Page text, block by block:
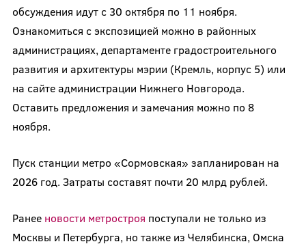
обсуждения идут с 30 октября по 11 ноября.
Ознакомиться с экспозицией можно в районных
администрациях, департаменте градостроительного
развития и архитектуры мэрии (Кремль, корпус 5) или
на сайте администрации Нижнего Новгорода.
Оставить предложения и замечания можно по 8
ноября.
Пуск станции метро «Сормовская» запланирован на
2026 год. Затраты составят почти 20 млрд рублей.
Ранееновости метростроя поступали не только из
Москвы и Петербурга, но также из Челябинска, Омска